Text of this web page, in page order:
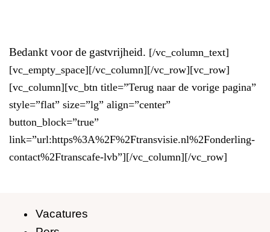
Bedankt voor de gastvrijheid. [/vc_column_text]
[vc_empty_space][/vc_column][/vc_row][vc_row]
[vc_column][vc_btn title=”Terug naar de vorige pagina”
style=”flat” size=”lg” align=”center”
button_block=”true”
link=”url:https%3A%2F%2Ftransvisie.nl%2Fonderling-
contact%2Ftranscafe-lvb”][/vc_column][/vc_row]
Vacatures